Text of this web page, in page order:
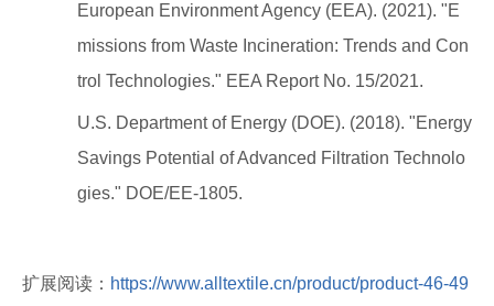
European Environment Agency (EEA). (2021). "E
missions from Waste Incineration: Trends and Con
trol Technologies." EEA Report No. 15/2021.
U.S. Department of Energy (DOE). (2018). "Energy
Savings Potential of Advanced Filtration Technolo
gies." DOE/EE-1805.
扩展阅读： https://www.alltextile.cn/product/product-46-49